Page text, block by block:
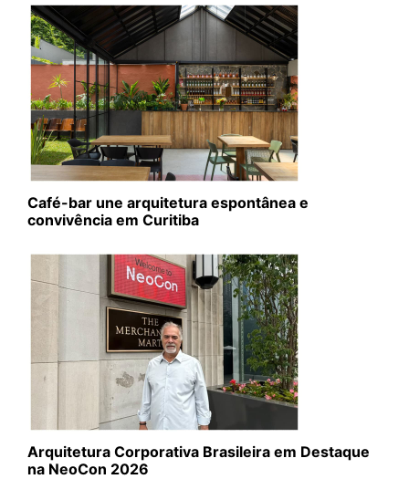
Café-bar une arquitetura espontânea e
convivência em Curitiba
Arquitetura Corporativa Brasileira em Destaque
na NeoCon 2026